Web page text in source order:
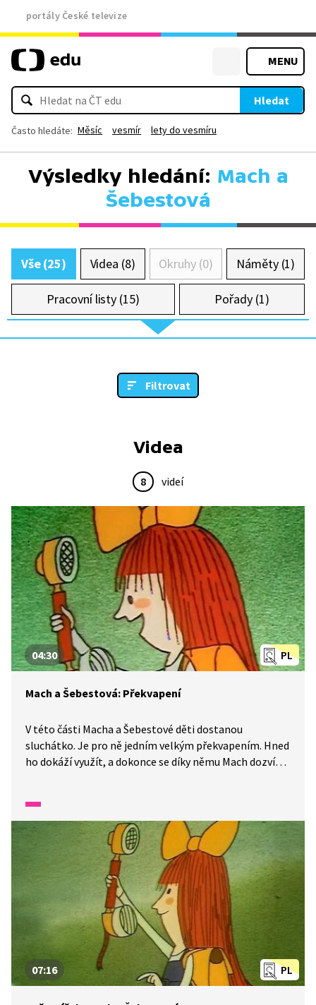
portály České televize
MENU
Hledat
Často hledáte: Měsíc vesmír lety do vesmíru
Výsledky hledání: Mach a
Šebestová
Vše (25) Videa (8) Okruhy (0) Náměty (1)
Pracovní listy (15) Pořady (1)
Filtrovat
Videa
8 videí
PL
04:30
Mach a Šebestová: Překvapení
V této části Macha a Šebestové děti dostanou
sluchátko. Je pro ně jedním velkým překvapením. Hned
ho dokáží využít, a dokonce se díky němu Mach dozví
PL
07:16